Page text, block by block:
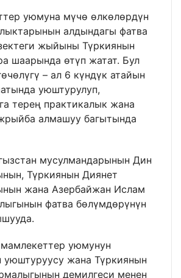
уюмуна мүчө өлкөлөрдүн
алдындагы фатва
жыйыны Түркиянын
шаарында өтүп жатат. Бул
– ал 6 күндүк атайын
уюштурулуп,
терең практикалык жана
алмашуу багытында
мусулмандарынын Дин
Түркиянын Диянет
жана Азербайжан Ислам
фатва бөлүмдөрүнүн
уюмунун
уюштуруусу жана Түркиянын
демилгеси менен